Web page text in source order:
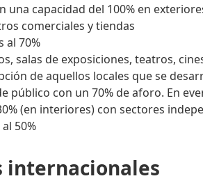
una capacidad del 100% en
comerciales y tiendas
al 70%
salas de exposiciones, teatros,
de aquellos locales que se
público con un 70% de aforo. En
(en interiores) con sectores
50%
internacionales